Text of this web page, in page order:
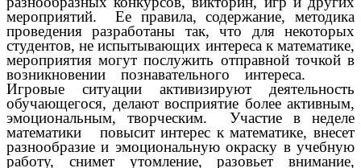
мероприятий. Ее правила, содержание, методика
проведения разработаны так, что для некоторых
студентов, не испытывающих интереса к математике,
мероприятия могут послужить отправной точкой в
возникновении познавательного интереса.
Игровые ситуации активизируют деятельность
обучающегося, делают восприятие более активным,
эмоциональным, творческим. Участие в неделе
математики повысит интерес к математике, внесет
разнообразие и эмоциональную окраску в учебную
работу, снимет утомление, разовьет внимание,